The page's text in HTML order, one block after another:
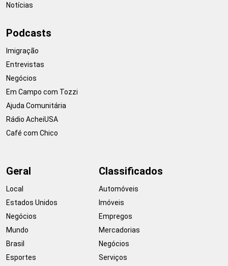
Notícias
Podcasts
Imigração
Entrevistas
Negócios
Em Campo com Tozzi
Ajuda Comunitária
Rádio AcheiUSA
Café com Chico
Geral
Local
Estados Unidos
Negócios
Mundo
Brasil
Esportes
Classificados
Automóveis
Imóveis
Empregos
Mercadorias
Negócios
Serviços